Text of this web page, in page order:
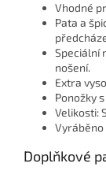
Vhodné
Pata a
Speciální
nošení.
Extra
Ponožky
Velikosti:
Vyráběno
Doplňkové